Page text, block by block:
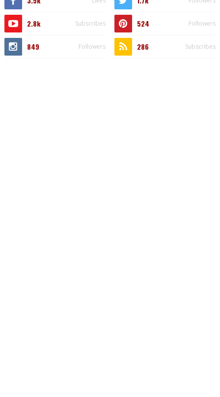
2.8k Subscribes 524 Followers
849 Followers 286 Subscribes